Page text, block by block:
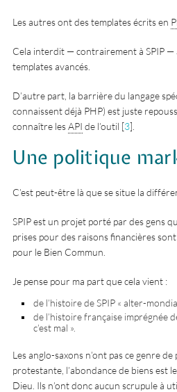
Les autres ont des templates écrits en
Cela interdit — contrairement à SPIP —
templates avancés.
D’autre part, la barrière du langage
connaissent déjà PHP) est juste
connaître lesAPI de l’outil [3]
Une politique
C’est peut-être là que se situe la
SPIP est un projet porté par des gens
prises pour des raisons financières
pour le Bien Commun.
Je pense pour ma part que cela vient :
de l’histoire de SPIP « alter-
de l’histoire française imprégnée
c’est mal ».
Les anglo-saxons n’ont pas ce genre
protestante, l’abondance de biens est
Dieu. Ils n’ont donc aucun scrupule à